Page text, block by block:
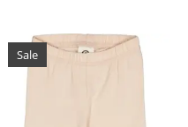
Sale